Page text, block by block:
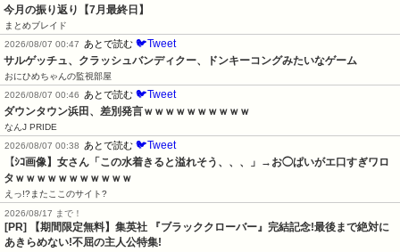
今月の振り返り【7月最終日】
まとめブレイド
2026/08/07 00:47
あとで読む 🐦Tweet
サルゲッチュ、クラッシュバンディクー、ドンキーコングみたいなゲーム
おにひめちゃんの監視部屋
2026/08/07 00:46
あとで読む 🐦Tweet
ダウンタウン浜田、差別発言ｗｗｗｗｗｗｗｗｗｗ
なんJ PRIDE
2026/08/07 00:38
あとで読む 🐦Tweet
【ｼｺ画像】女さん「この水着きると溢れそう、、、」→お◯ぱいがエ口すぎワロ
タｗｗｗｗｗｗｗｗｗｗｗ
えっ!?またここのサイト?
2026/08/17 まで！
[PR] 【期間限定無料】集英社 『ブラッククローバー』完結記念!最後まで絶対に
あきらめない!不屈の主人公特集!